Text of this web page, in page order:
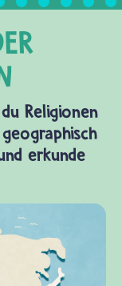
Religionen
erkunde